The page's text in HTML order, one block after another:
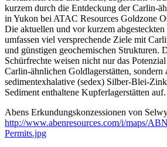
kurzem durch die Entdeckung der Carlin-
in Yukon bei ATAC Resources Goldzone
Die aktuellen und vor kurzem
umfassen viel versprechende Ziele mit
und günstigen geochemischen Strukturen.
Schürfrechte weisen nicht nur das
Carlin-ähnlichen Goldlagerstätten, sondern
sedimentexhalative (sedex) Silber-Blei-
Sediment enthaltene Kupferlagerstätten auf.
Abens Erkundungskonzessionen von
http://www.abenresources.com/i/maps/
Permits.jpg